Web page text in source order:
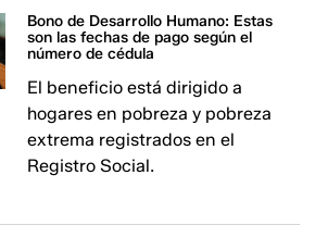
Bono de Desarrollo Humano: Estas
son las fechas de pago según el
número de cédula
El beneficio está dirigido a
hogares en pobreza y pobreza
extrema registrados en el
Registro Social.